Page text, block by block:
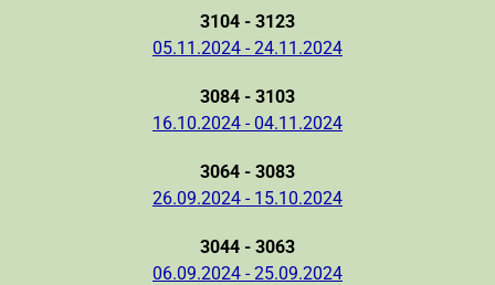
3104 - 3123
05.11.2024 - 24.11.2024
3084 - 3103
16.10.2024 - 04.11.2024
3064 - 3083
26.09.2024 - 15.10.2024
3044 - 3063
06.09.2024 - 25.09.2024